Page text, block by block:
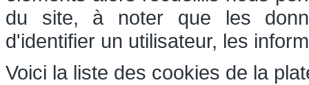
du site, à noter que les
d'identifier un utilisateur, les
Voici la liste des cookies de la